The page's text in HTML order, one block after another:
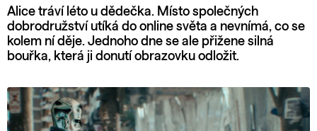
Alice tráví léto u dědečka. Místo společných
dobrodružství utíká do online světa a nevnímá, co se
kolem ní děje. Jednoho dne se ale přižene silná
bouřka, která ji donutí obrazovku odložit.